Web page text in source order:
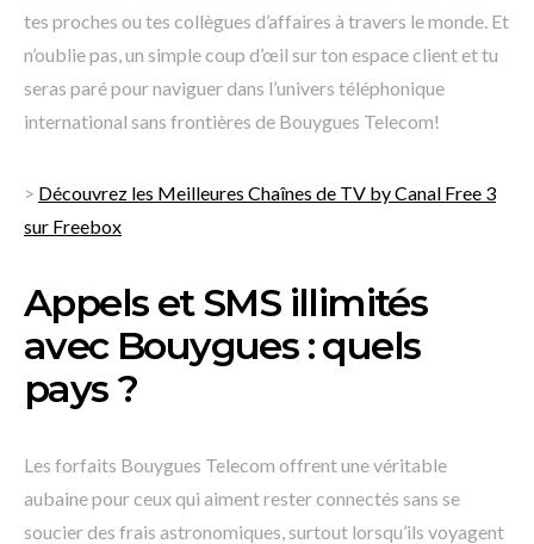
tes proches ou tes collègues d’affaires à travers le monde. Et
n’oublie pas, un simple coup d’œil sur ton espace client et tu
seras paré pour naviguer dans l’univers téléphonique
international sans frontières de Bouygues Telecom!
> Découvrez les Meilleures Chaînes de TV by Canal Free 3
sur Freebox
Appels et SMS illimités
avec Bouygues : quels
pays ?
Les forfaits Bouygues Telecom offrent une véritable
aubaine pour ceux qui aiment rester connectés sans se
soucier des frais astronomiques, surtout lorsqu’ils voyagent